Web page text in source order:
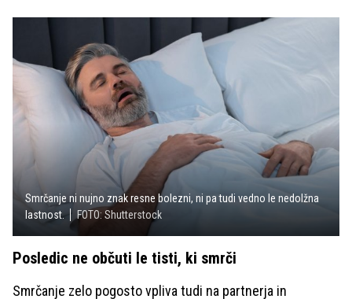
Smrčanje ni nujno znak resne bolezni, ni pa tudi vedno le nedolžna
lastnost.
FOTO: Shutterstock
Posledic ne občuti le tisti, ki smrči
Smrčanje zelo pogosto vpliva tudi na partnerja in